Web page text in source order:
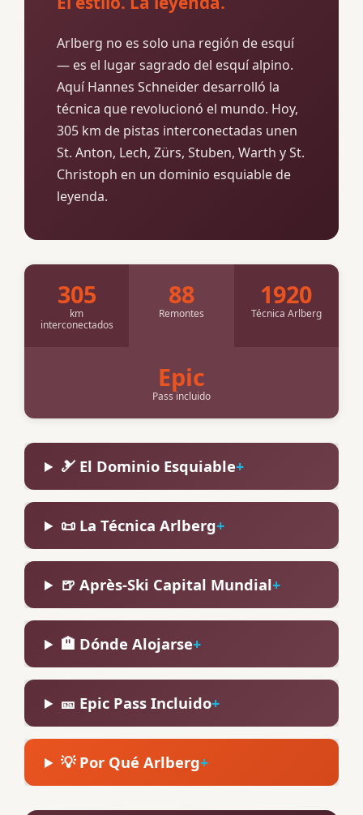
Arlberg no es solo una región de esquí
— es el lugar sagrado del esquí alpino.
Aquí Hannes Schneider desarrolló la
técnica que revolucionó el mundo. Hoy,
305 km de pistas interconectadas unen
St. Anton, Lech, Zürs, Stuben, Warth y St.
Christoph en un dominio esquiable de
leyenda.
305
km
interconectados
88
Remontes
1920
Técnica Arlberg
Epic
Pass incluido
🎿 El Dominio Esquiable
📜 La Técnica Arlberg
🍺 Après-Ski Capital Mundial
🏨 Dónde Alojarse
🎫 Epic Pass Incluido
💡 Por Qué Arlberg